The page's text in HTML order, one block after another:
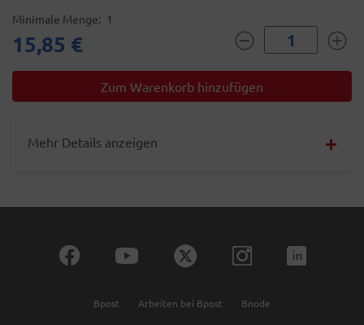
Minimale Menge 1
15,85 €
Mehr Details anzeigen
Bpost Arbeiten bei Bpost Bnode